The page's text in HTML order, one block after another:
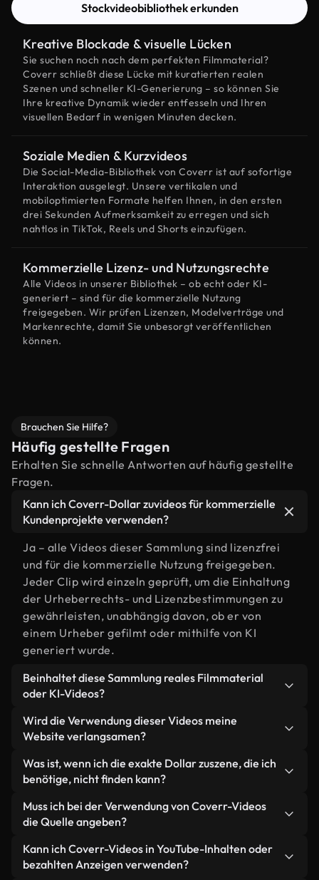
Stockvideobibliothek erkunden
Kreative Blockade & visuelle Lücken
Sie suchen noch nach dem perfekten Filmmaterial?
Coverr schließt diese Lücke mit kuratierten realen
Szenen und schneller KI-Generierung – so können Sie
Ihre kreative Dynamik wieder entfesseln und Ihren
visuellen Bedarf in wenigen Minuten decken.
Soziale Medien & Kurzvideos
Die Social-Media-Bibliothek von Coverr ist auf sofortige
Interaktion ausgelegt. Unsere vertikalen und
mobiloptimierten Formate helfen Ihnen, in den ersten
drei Sekunden Aufmerksamkeit zu erregen und sich
nahtlos in TikTok, Reels und Shorts einzufügen.
Kommerzielle Lizenz- und Nutzungsrechte
Alle Videos in unserer Bibliothek – ob echt oder KI-
generiert – sind für die kommerzielle Nutzung
freigegeben. Wir prüfen Lizenzen, Modelverträge und
Markenrechte, damit Sie unbesorgt veröffentlichen
können.
Brauchen Sie Hilfe?
Häufig gestellte Fragen
Erhalten Sie schnelle Antworten auf häufig gestellte
Fragen.
Kann ich Coverr-Dollar zuvideos für kommerzielle
Kundenprojekte verwenden?
Ja – alle Videos dieser Sammlung sind lizenzfrei
und für die kommerzielle Nutzung freigegeben.
Jeder Clip wird einzeln geprüft, um die Einhaltung
der Urheberrechts- und Lizenzbestimmungen zu
gewährleisten, unabhängig davon, ob er von
einem Urheber gefilmt oder mithilfe von KI
generiert wurde.
Beinhaltet diese Sammlung reales Filmmaterial
oder KI-Videos?
Beides. Es handelt sich um eine Hybridbibliothek
aus realen, von Menschen aufgenommenen
generierten Videos. Jedes Video ist eindeutig
beschriftet, sodass Sie immer wissen, was Sie
verwenden.
Wird die Verwendung dieser Videos meine
Website verlangsamen?
Nicht, wenn Sie unsere optimierten Versionen
wählen. Wir bieten schlanke, webfähige Formate,
wurden – so bleibt die Qualität hoch, während
gleichzeitig die Ladezeiten minimiert und
Kennzahlen wie LCP verbessert werden.
Was ist, wenn ich die exakte Dollar zuszene, die ich
benötige, nicht finden kann?
Mit Coverr AI Studio erstellen Sie im
Handumdrehen ein solches Video. Beschreiben Sie
Sonnenuntergang" – und das Studio generiert
innerhalb von Sekunden ein individuelles Video für
Muss ich bei der Verwendung von Coverr-Videos
die Quelle angeben?
Eine Namensnennung ist nicht erforderlich. Alle
Videos in unserer Stockbibliothek sind lizenzfrei
Kann ich Coverr-Videos in YouTube-Inhalten oder
bezahlten Anzeigen verwenden?